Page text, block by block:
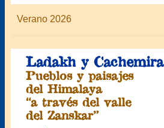
Verano 2026
Ladakh y Cachemira
Pueblos y paisajes
del Himalaya
“a través del valle
del Zanskar”